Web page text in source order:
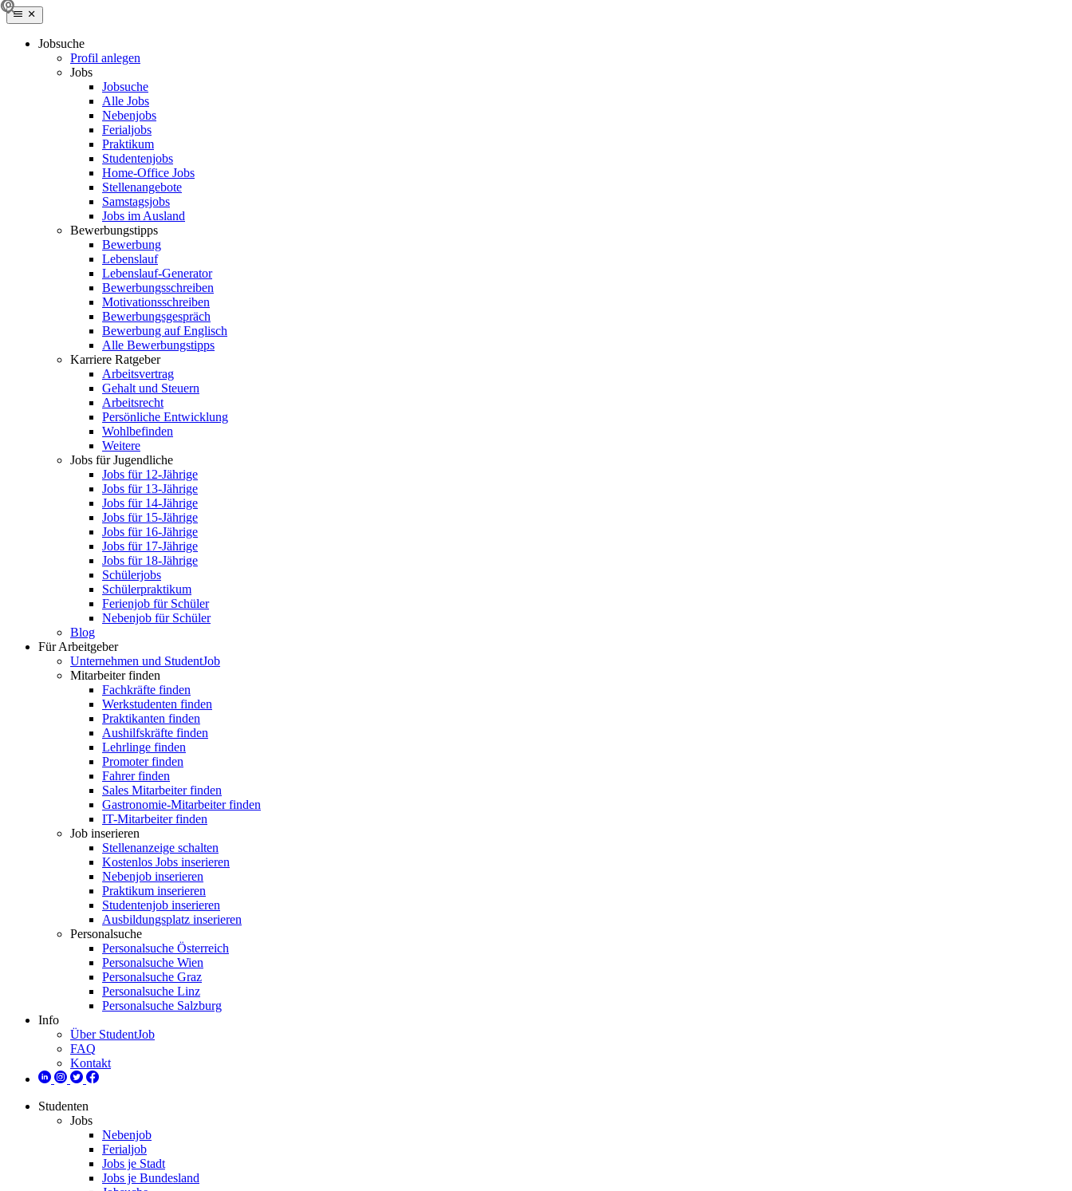
Jobsuche
Profil anlegen
Jobs
Jobsuche
Alle Jobs
Nebenjobs
Ferialjobs
Praktikum
Studentenjobs
Home-Office Jobs
Stellenangebote
Samstagsjobs
Jobs im Ausland
Bewerbungstipps
Bewerbung
Lebenslauf
Lebenslauf-Generator
Bewerbungsschreiben
Motivationsschreiben
Bewerbungsgespräch
Bewerbung auf Englisch
Alle Bewerbungstipps
Karriere Ratgeber
Arbeitsvertrag
Gehalt und Steuern
Arbeitsrecht
Persönliche Entwicklung
Wohlbefinden
Weitere
Jobs für Jugendliche
Jobs für 12-Jährige
Jobs für 13-Jährige
Jobs für 14-Jährige
Jobs für 15-Jährige
Jobs für 16-Jährige
Jobs für 17-Jährige
Jobs für 18-Jährige
Schülerjobs
Schülerpraktikum
Ferienjob für Schüler
Nebenjob für Schüler
Blog
Für Arbeitgeber
Unternehmen und StudentJob
Mitarbeiter finden
Fachkräfte finden
Werkstudenten finden
Praktikanten finden
Aushilfskräfte finden
Lehrlinge finden
Promoter finden
Fahrer finden
Sales Mitarbeiter finden
Gastronomie-Mitarbeiter finden
IT-Mitarbeiter finden
Job inserieren
Stellenanzeige schalten
Kostenlos Jobs inserieren
Nebenjob inserieren
Praktikum inserieren
Studentenjob inserieren
Ausbildungsplatz inserieren
Personalsuche
Personalsuche Österreich
Personalsuche Wien
Personalsuche Graz
Personalsuche Linz
Personalsuche Salzburg
Info
Über StudentJob
FAQ
Kontakt
Studenten
Jobs
Nebenjob
Ferialjob
Jobs je Stadt
Jobs je Bundesland